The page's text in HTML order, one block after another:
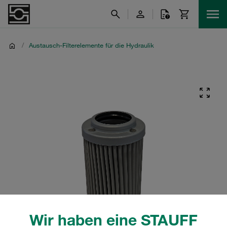
Wir haben eine STAUFF
/ Austausch-Filterelemente für die Hydraulik